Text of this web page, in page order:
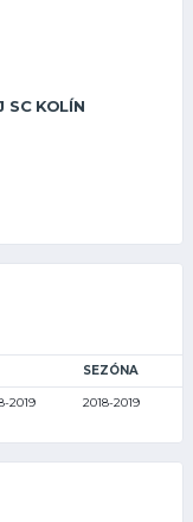
SC KOLÍN
SEZÓNA
2019 2018-2019